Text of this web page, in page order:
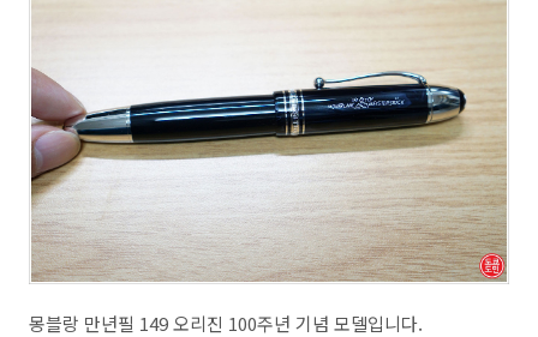
몽블랑 만년필 149 오리진 100주년 기념 모델입니다.